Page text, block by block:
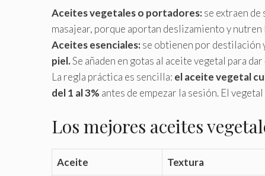
Aceites vegetales o portadores:se extraen
masajear, porque aportan deslizamiento y
Aceites esenciales:se obtienen por destilación
piel.Se añaden en gotas al aceite vegetal para
La regla práctica es sencilla: el aceite vegetal
del 1 al 3% antes de empezar la sesión. El
Los mejores aceites
Aceite Textura